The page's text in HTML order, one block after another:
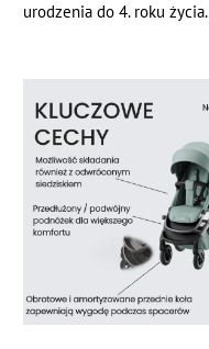
urodzenia do 4. roku życia.